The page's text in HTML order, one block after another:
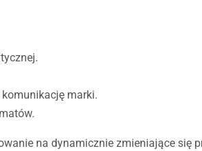
komunikację marki.
na dynamicznie zmieniające się